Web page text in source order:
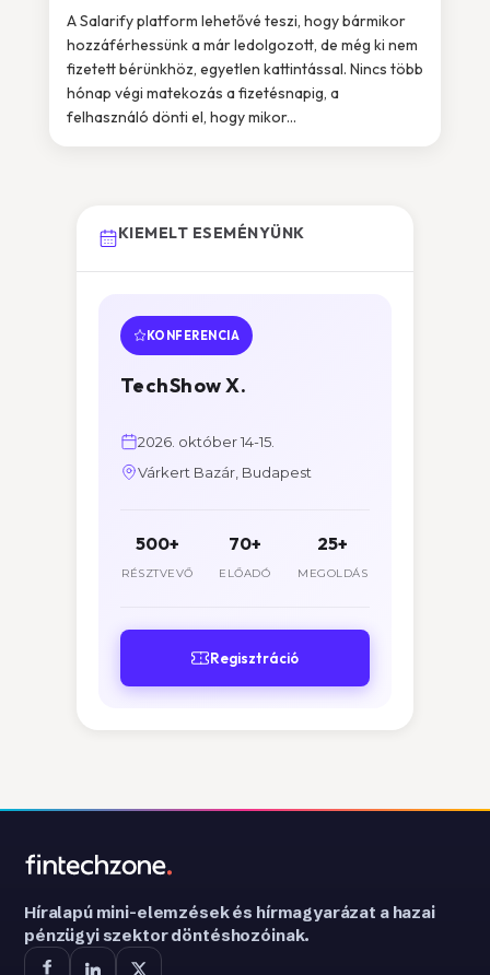
A Salarify platform lehetővé teszi, hogy bármikor
hozzáférhessünk a már ledolgozott, de még ki nem
fizetett bérünkhöz, egyetlen kattintással. Nincs több
hónap végi matekozás a fizetésnapig, a
felhasználó dönti el, hogy mikor...
KIEMELT ESEMÉNYÜNK
KONFERENCIA
TechShow X.
2026. október 14-15.
Várkert Bazár, Budapest
500+
RÉSZTVEVŐ
70+
ELŐADÓ
25+
MEGOLDÁS
Regisztráció
Híralapú mini-elemzések és hírmagyarázat a hazai
pénzügyi szektor döntéshozóinak.